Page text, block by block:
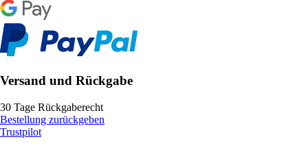
Versand und Rückgabe
30 Tage Rückgaberecht
Bestellung zurückgeben
Trustpilot